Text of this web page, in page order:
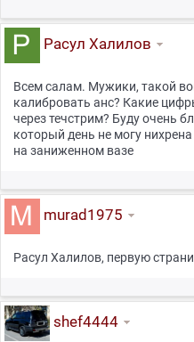
Расул Халилов
Всем салам. Мужики, такой
калибровать анс? Какие
через течстрим? Буду очень
который день не могу
на заниженном вазе
murad1975
Расул Халилов, первую
shef4444